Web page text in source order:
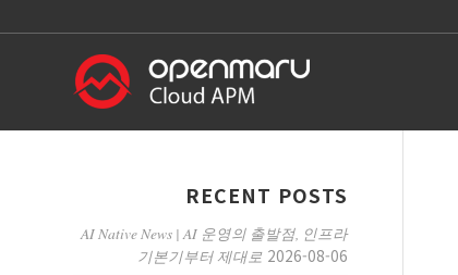
RECENT POSTS
AI Native News | AI 운영의 출발점, 인프라
기본기부터 제대로 2026-08-06